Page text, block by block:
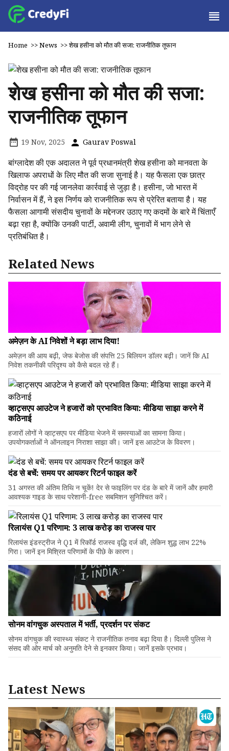
Home >>News >>शेख हसीना को मौत की सजा: राजनीतिक तूफान
शेख हसीना को मौत की सजा:
राजनीतिक तूफान
19 Nov, 2025 Gaurav Poswal
बांग्लादेश की एक अदालत ने पूर्व प्रधानमंत्री शेख हसीना को मानवता के
खिलाफ अपराधों के लिए मौत की सजा सुनाई है। यह फैसला एक छात्र
विद्रोह पर की गई जानलेवा कार्रवाई से जुड़ा है। हसीना, जो भारत में
निर्वासन में हैं, ने इस निर्णय को राजनीतिक रूप से प्रेरित बताया है। यह
फैसला आगामी संसदीय चुनावों के मद्देनजर उठाए गए कदमों के बारे में चिंताएँ
बढ़ा रहा है, क्योंकि उनकी पार्टी, अवामी लीग, चुनावों में भाग लेने से
प्रतिबंधित है।
Related News
अमेज़न के AI निवेशों ने बड़ा लाभ दिया!
अमेज़न की आय बढ़ी, जेफ बेजोस की संपत्ति 25 बिलियन डॉलर बढ़ी। जानें कि AI
निवेश तकनीकी परिदृश्य को कैसे बदल रहे हैं।
व्हाट्सएप आउटेज ने हजारों को प्रभावित किया: मीडिया साझा करने में
कठिनाई
हजारों लोगों ने व्हाट्सएप पर मीडिया भेजने में समस्याओं का सामना किया।
उपयोगकर्ताओं ने ऑनलाइन निराशा साझा की। जानें इस आउटेज के विवरण।
दंड से बचें: समय पर आयकर रिटर्न फाइल करें
31 अगस्त की अंतिम तिथि न चूकें! देर से फाइलिंग पर दंड के बारे में जानें और हमारी
आवश्यक गाइड के साथ परेशानी-free सबमिशन सुनिश्चित करें।
रिलायंस Q1 परिणाम: ₹3 लाख करोड़ का राजस्व पार
रिलायंस इंडस्ट्रीज ने Q1 में रिकॉर्ड राजस्व वृद्धि दर्ज की, लेकिन शुद्ध लाभ 22%
गिरा। जानें इन मिश्रित परिणामों के पीछे के कारण।
सोनम वांगचुक अस्पताल में भर्ती, प्रदर्शन पर संकट
सोनम वांगचुक की स्वास्थ्य संकट ने राजनीतिक तनाव बढ़ा दिया है। दिल्ली पुलिस ने
संसद की ओर मार्च को अनुमति देने से इनकार किया। जानें इसके प्रभाव।
Latest News